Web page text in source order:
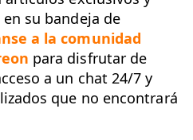
su bandeja de
a la comunidad
para disfrutar de
a un chat 24/7 y
que no encontrará